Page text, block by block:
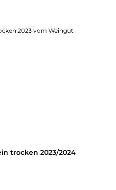
trocken 2023/2024